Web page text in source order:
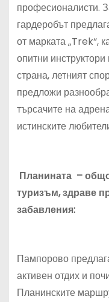
професионалисти.
гардеробът
от марката „Trek“,
опитни
страна, летният
предложи
търсачите на
истинските
Планината –
туризъм, здраве
забавления:
Пампорово
активен отдих и
Планинските